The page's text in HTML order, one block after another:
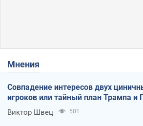
Мнения
Совпадение интересов двух
игроков или тайный план Трампа и
Виктор Швец 501